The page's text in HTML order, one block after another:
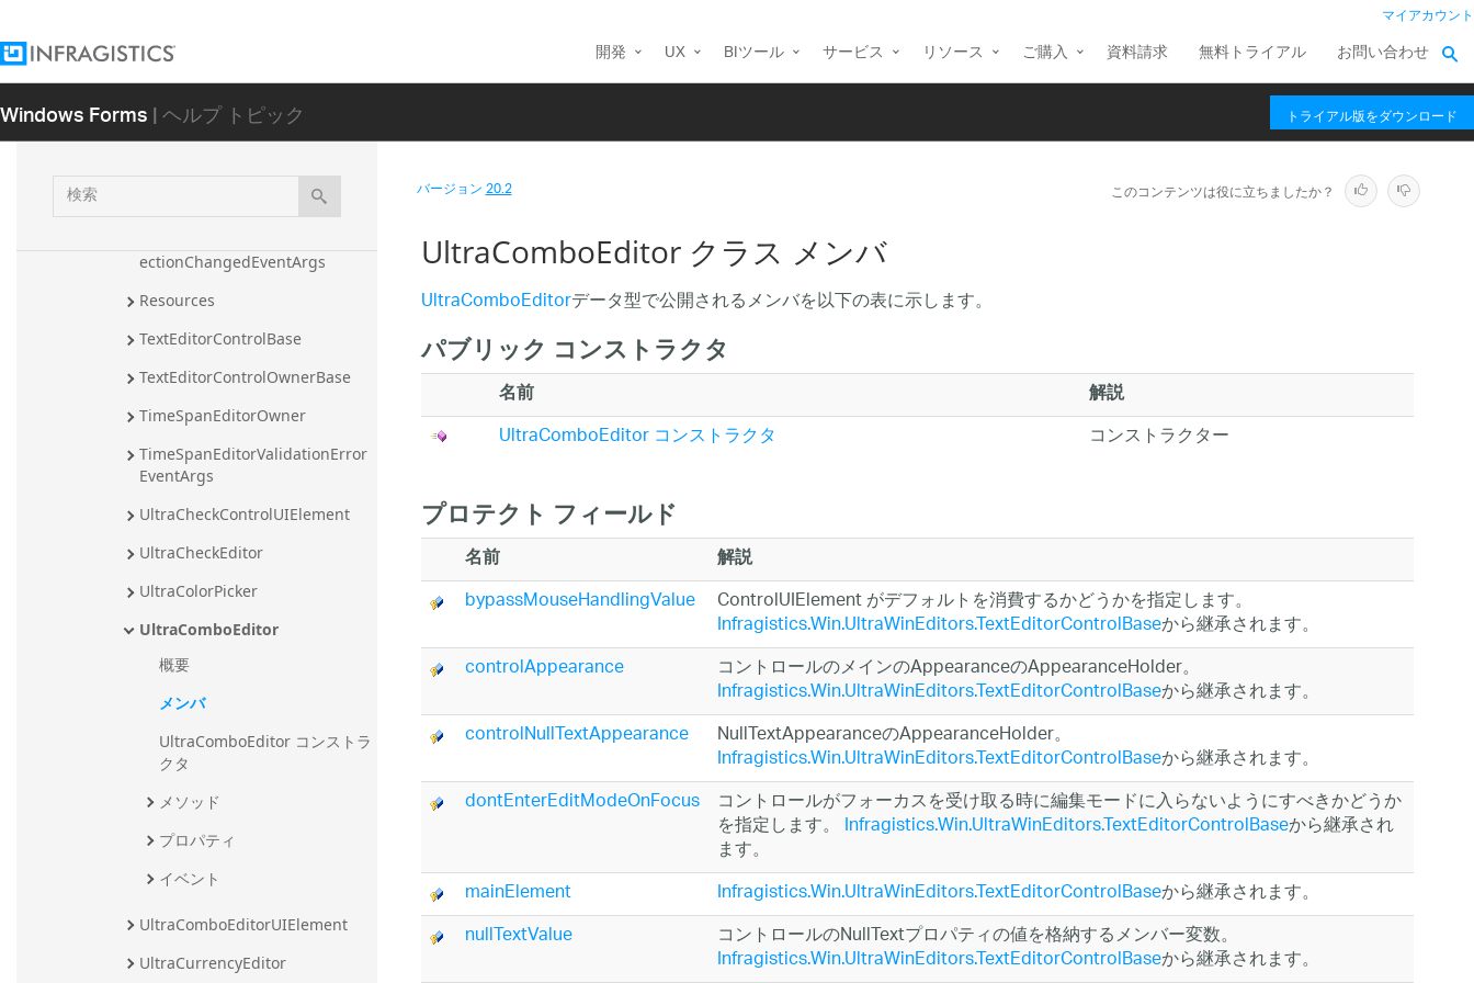
マイアカウント
開発 UX BIツール サービス リソース ご購入 資料請求 無料トライアル お問い合わせ
Windows Forms| ヘルプ トピック トライアル版をダウンロード
検
索
KeyCodeUIEditor
MRUListTypeConverter
MRUListUIEditor
NumericEditorOwnerBase
ectionChangedEventArgs
Resources
TextEditorControlBase
TextEditorControlOwnerBase
TimeSpanEditorOwner
TimeSpanEditorValidationError
EventArgs
UltraCheckControlUIElement
UltraCheckEditor
UltraColorPicker
UltraComboEditor
概要
メンバ
UltraComboEditor コンストラ
クタ
メソッド
プロパティ
イベント
UltraComboEditorUIElement
UltraCurrencyEditor
バージョン20.2 このコンテンツは役に立ちましたか？
UltraComboEditor クラス メンバ
UltraComboEditorデータ型で公開されるメンバを以下の表に示します。
パブリック コンストラクタ
名前 解説
UltraComboEditor コンストラクタ コンストラクター
プロテクト フィールド
名前 解説
bypassMouseHandlingValue ControlUIElement がデフォルトを消費するかどうかを指定します。
Infragistics.Win.UltraWinEditors.TextEditorControlBaseから継承されます。
controlAppearance
コントロールのメインのAppearanceのAppearanceHolder。
Infragistics.Win.UltraWinEditors.TextEditorControlBaseから継承されます。
controlNullTextAppearance
NullTextAppearanceのAppearanceHolder。
Infragistics.Win.UltraWinEditors.TextEditorControlBaseから継承されます。
dontEnterEditModeOnFocus コントロールがフォーカスを受け取る時に編集モードに入らないようにすべきかどうか
を指定します。 Infragistics.Win.UltraWinEditors.TextEditorControlBaseから継承され
ます。
mainElement
Infragistics.Win.UltraWinEditors.TextEditorControlBaseから継承されます。
nullTextValue
コントロールのNullTextプロパティの値を格納するメンバー変数。
Infragistics.Win.UltraWinEditors.TextEditorControlBaseから継承されます。